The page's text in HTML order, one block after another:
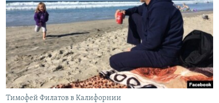
РАСПИСАНИЕ ВЕЩАНИЯ
ПОДПИШИТЕСЬ НА РАССЫЛКУ
СОЦИАЛЬНЫЕ СЕТИ
Тимофей Филатов в Калифорнии